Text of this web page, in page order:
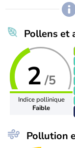
Pollens et
2 /5
Indice pollinique
Faible
Pollution